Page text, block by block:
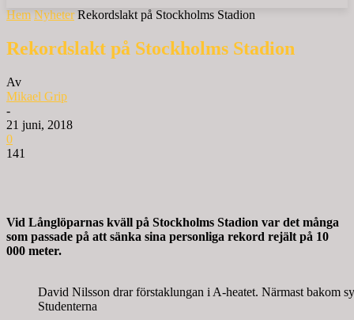
Hem Nyheter Rekordslakt på Stockholms Stadion
Rekordslakt på Stockholms Stadion
Av
Mikael Grip
-
21 juni, 2018
0
141
Vid Långlöparnas kväll på Stockholms Stadion var det många
som passade på att sänka sina personliga rekord rejält på 10
000 meter.
David Nilsson drar förstaklungan i A-heatet. Närmast bakom
Studenterna